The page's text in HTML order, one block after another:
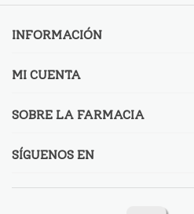
INFORMACIÓN
MI CUENTA
SOBRE LA FARMACIA
SÍGUENOS EN